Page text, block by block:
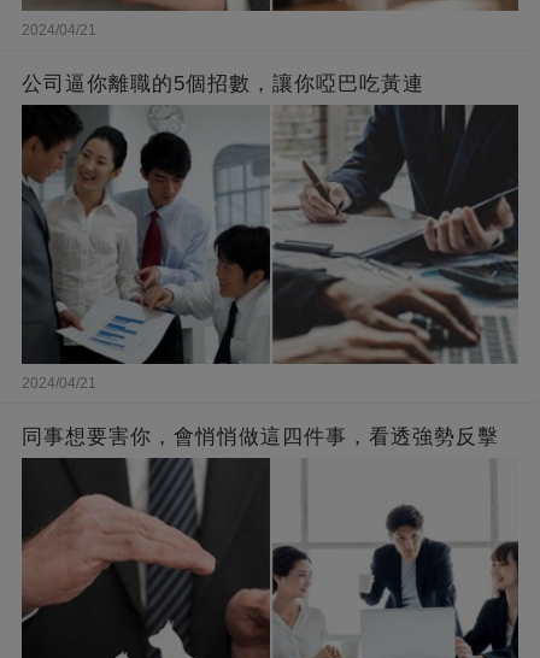
2024/04/21
公司逼你離職的5個招數，讓你啞巴吃黃連
2024/04/21
同事想要害你，會悄悄做這四件事，看透強勢反擊